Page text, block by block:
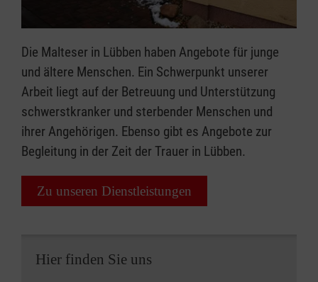
Die Malteser in Lübben haben Angebote für junge
und ältere Menschen. Ein Schwerpunkt unserer
Arbeit liegt auf der Betreuung und Unterstützung
schwerstkranker und sterbender Menschen und
ihrer Angehörigen. Ebenso gibt es Angebote zur
Begleitung in der Zeit der Trauer in Lübben.
Zu unseren Dienstleistungen
Hier finden Sie uns